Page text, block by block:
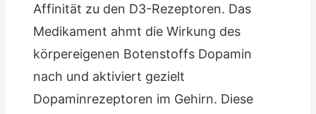
Affinität zu den D3-Rezeptoren. Das
Medikament ahmt die Wirkung des
körpereigenen Botenstoffs Dopamin
nach und aktiviert gezielt
Dopaminrezeptoren im Gehirn. Diese